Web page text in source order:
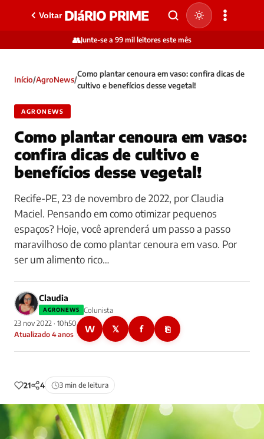
Voltar DIáRIO PRIME
👥Junte-se a 99 mil leitores este mês
Início/AgroNews/
Como plantar cenoura em vaso: confira dicas de
cultivo e benefícios desse vegetal!
AGRONEWS
Como plantar cenoura em vaso:
confira dicas de cultivo e
benefícios desse vegetal!
Recife-PE, 23 de novembro de 2022, por Claudia
Maciel. Pensando em como otimizar pequenos
espaços? Hoje, você aprenderá um passo a passo
maravilhoso de como plantar cenoura em vaso. Por
ser um alimento rico…
Claudia
AGRONEWS
Colunista
23 nov 2022 · 10h50
Atualizado 4 anos
W 𝕏 f ⎘
21 4 3 min de leitura